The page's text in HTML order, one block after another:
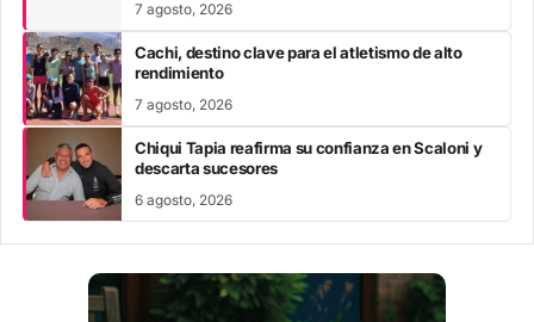
7 agosto, 2026
Cachi, destino clave para el atletismo de alto
rendimiento
7 agosto, 2026
Chiqui Tapia reafirma su confianza en Scaloni y
descarta sucesores
6 agosto, 2026